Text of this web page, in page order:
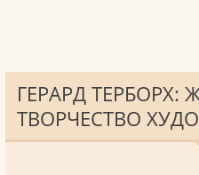
ГЕРАРД ТЕРБОРХ:
ТВОРЧЕСТВО